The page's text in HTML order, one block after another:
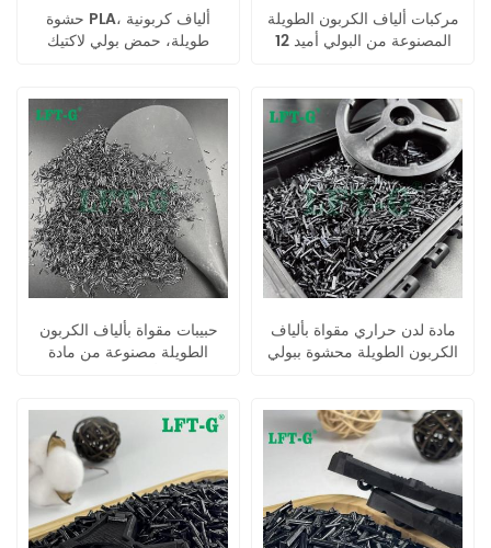
حشوة PLA، ألياف كربونية
طويلة، حمض بولي لاكتيك
مركبات ألياف الكربون الطويلة
المصنوعة من البولي أميد 12
حبيبات مقواة بألياف الكربون
الطويلة مصنوعة من مادة
مادة لدن حراري مقواة بألياف
الكربون الطويلة محشوة ببولي